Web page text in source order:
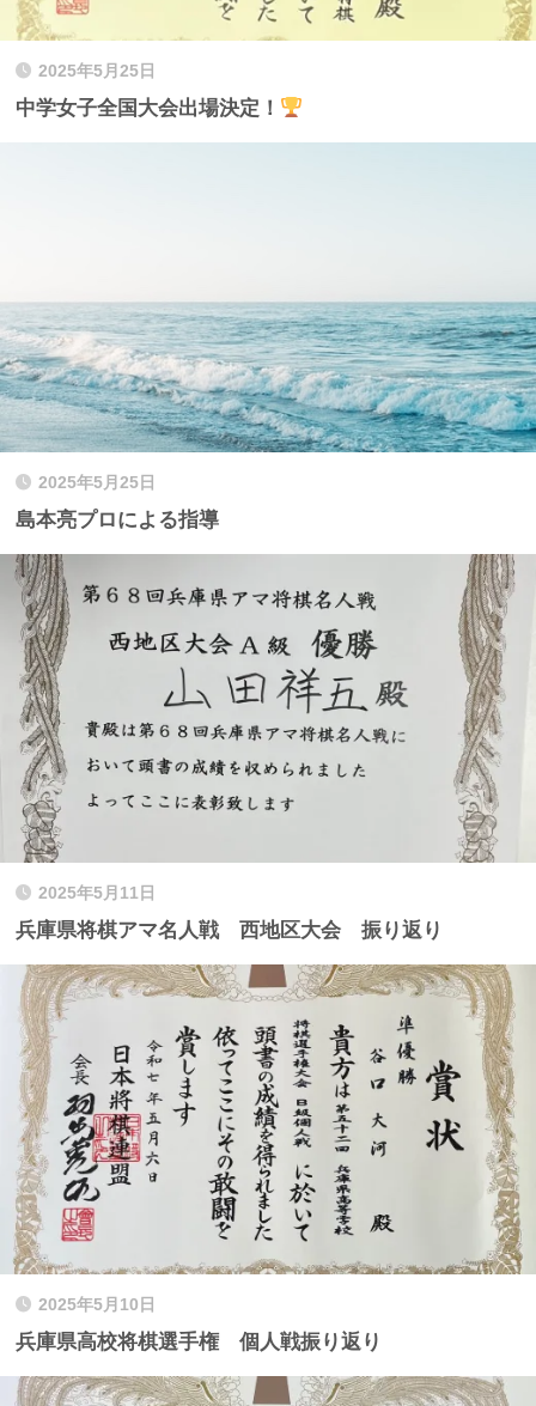
2025年5月25日
中学女子全国大会出場決定！
2025年5月25日
島本亮プロによる指導
2025年5月11日
兵庫県将棋アマ名人戦 西地区大会 振り返り
2025年5月10日
兵庫県高校将棋選手権 個人戦振り返り